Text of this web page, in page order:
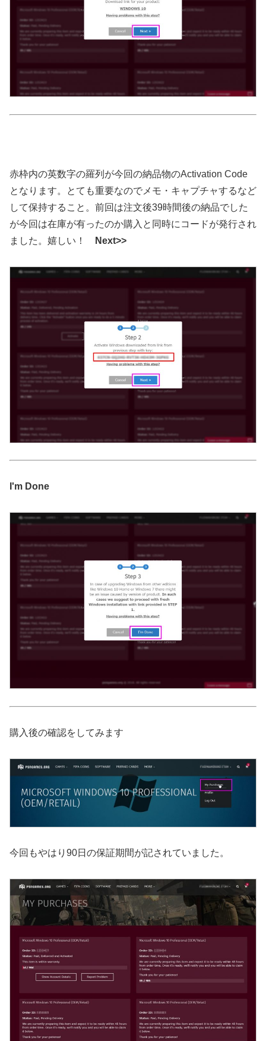
赤枠内の英数字の羅列が今回の納品物のActivation Code
となります。とても重要なのでメモ・キャプチャするなど
して保持すること。前回は注文後39時間後の納品でした
が今回は在庫が有ったのか購入と同時にコードが発行され
ました。嬉しい！
Next>>
I'm Done
購入後の確認をしてみます
今回もやはり90日の保証期間が記されていました。